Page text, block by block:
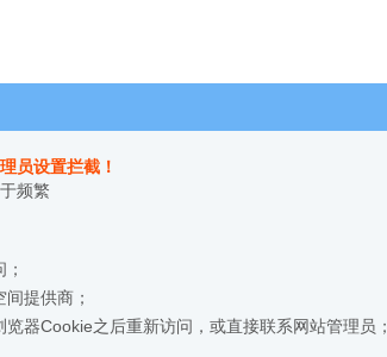
员设置拦截！
频繁
提供商；
器Cookie之后重新访问，或直接联系网站管理员；